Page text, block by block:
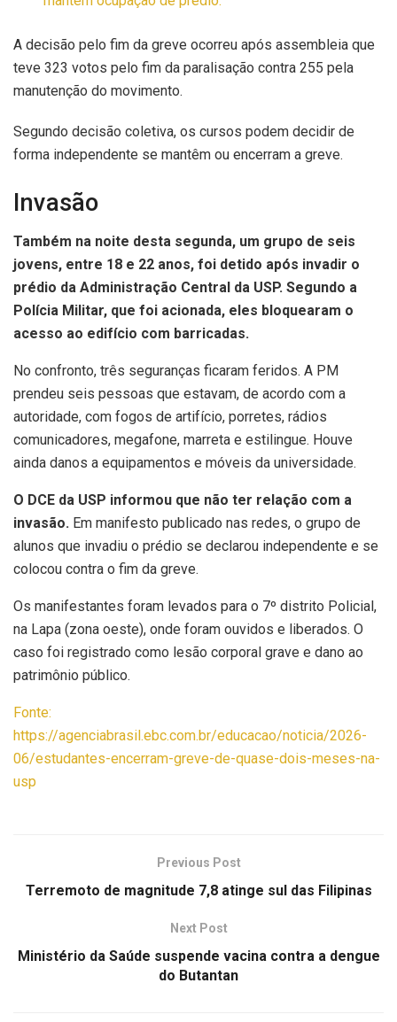
A decisão pelo fim da greve ocorreu após assembleia que
teve 323 votos pelo fim da paralisação contra 255 pela
manutenção do movimento.
Segundo decisão coletiva, os cursos podem decidir de
forma independente se mantêm ou encerram a greve.
Invasão
Também na noite desta segunda, um grupo de seis
jovens, entre 18 e 22 anos, foi detido após invadir o
prédio da Administração Central da USP. Segundo a
Polícia Militar, que foi acionada, eles bloquearam o
acesso ao edifício com barricadas.
No confronto, três seguranças ficaram feridos. A PM
prendeu seis pessoas que estavam, de acordo com a
autoridade, com fogos de artifício, porretes, rádios
comunicadores, megafone, marreta e estilingue. Houve
ainda danos a equipamentos e móveis da universidade.
O DCE da USP informou que não ter relação com a
invasão. Em manifesto publicado nas redes, o grupo de
alunos que invadiu o prédio se declarou independente e se
colocou contra o fim da greve.
Os manifestantes foram levados para o 7º distrito Policial,
na Lapa (zona oeste), onde foram ouvidos e liberados. O
caso foi registrado como lesão corporal grave e dano ao
patrimônio público.
Fonte:
https://agenciabrasil.ebc.com.br/educacao/noticia/2026-
06/estudantes-encerram-greve-de-quase-dois-meses-na-
usp
Previous Post
Terremoto de magnitude 7,8 atinge sul das Filipinas
Next Post
Ministério da Saúde suspende vacina contra a dengue
do Butantan